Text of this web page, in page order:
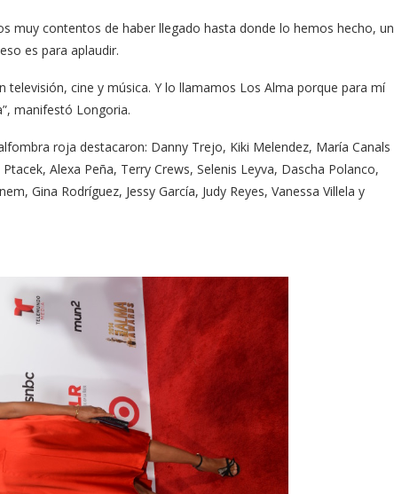
muy contentos de haber llegado hasta donde lo hemos hecho, un
es para aplaudir.
televisión, cine y música. Y lo llamamos Los Alma porque para mí
manifestó Longoria.
roja destacaron: Danny Trejo, Kiki Melendez, María Canals
Alexa Peña, Terry Crews, Selenis Leyva, Dascha Polanco,
Gina Rodríguez, Jessy García, Judy Reyes, Vanessa Villela y
Arana recorren